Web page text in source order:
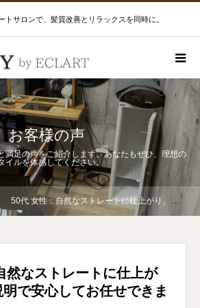
トサロンで、髪質改善とリラックスを同時に。
お客様の声
満足の声をご紹介します。あなたもぜひ、理想の
イルを体感してください。
50代 女性：自然なストレートに仕上がり、丁寧な説明で安心してお任せできました。
然なストレートに仕上が
で安心してお任せできま